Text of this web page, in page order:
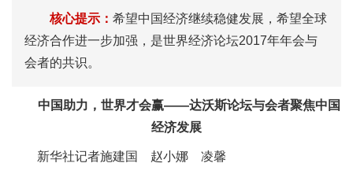
核心提示： 希望中国经济继续稳健发展，希望全球
经济合作进一步加强，是世界经济论坛2017年年会与
会者的共识。
中国助力，世界才会赢——达沃斯论坛与会者聚焦中国
经济发展
新华社记者施建国 赵小娜 凌馨